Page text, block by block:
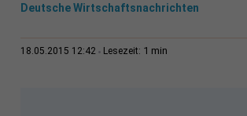
Deutsche Wirtschaftsnachrichten
18.05.2015 12:42 Lesezeit: 1 min